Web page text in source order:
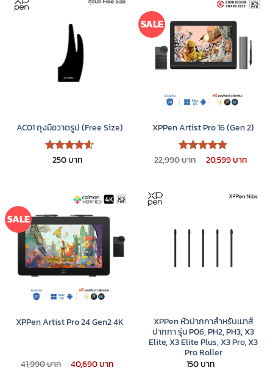
AC01 ถุงมือวาดรูป (Free Size)
ให้คะแนน
250
SALE
XPPen Artist Pro 16 (Gen 2)
ให้คะแนน
22,990 Original
price
20,599
SALE
XPPen Artist Pro 24 Gen2 4K
41,990 Original
price
40,690
XPPen หัวปากกาสำหรับเมาส์
ปากกา รุ่น P06, PH2, PH3, X3
Elite, X3 Elite Plus, X3 Pro, X3
Pro Roller
150